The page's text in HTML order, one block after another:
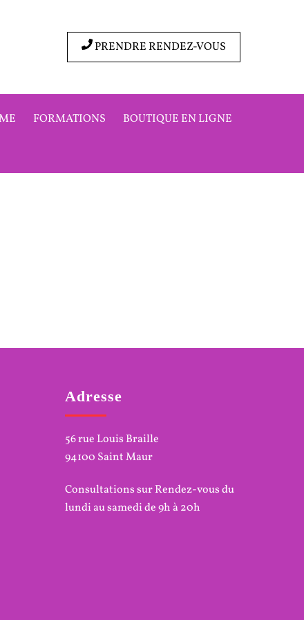
PRENDRE RENDEZ-VOUS
FORMATIONS
BOUTIQUE EN LIGNE
Adresse
56 rue Louis Braille
94100 Saint Maur
Consultations sur Rendez-vous du
lundi au samedi de 9h à 20h